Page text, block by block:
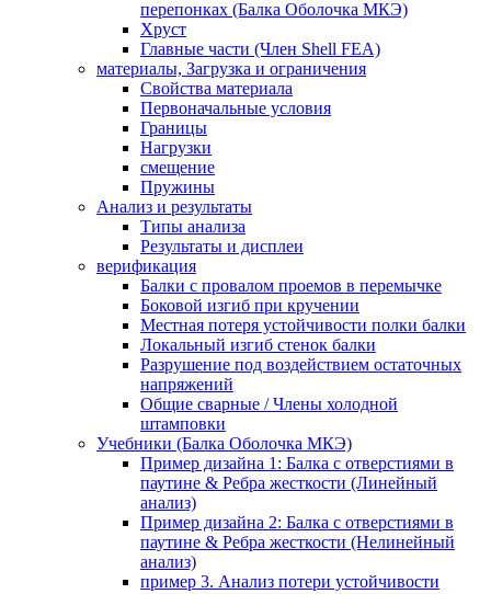
перепонках (Балка Оболочка МКЭ)
Хруст
Главные части (Член Shell FEA)
материалы, Загрузка и ограничения
Свойства материала
Первоначальные условия
Границы
Нагрузки
смещение
Пружины
Анализ и результаты
Типы анализа
Результаты и дисплеи
верификация
Балки с провалом проемов в перемычке
Боковой изгиб при кручении
Местная потеря устойчивости полки балки
Локальный изгиб стенок балки
Разрушение под воздействием остаточных
напряжений
Общие сварные / Члены холодной
штамповки
Учебники (Балка Оболочка МКЭ)
Пример дизайна 1: Балка с отверстиями в
паутине & Ребра жесткости (Линейный
анализ)
Пример дизайна 2: Балка с отверстиями в
паутине & Ребра жесткости (Нелинейный
анализ)
пример 3. Анализ потери устойчивости